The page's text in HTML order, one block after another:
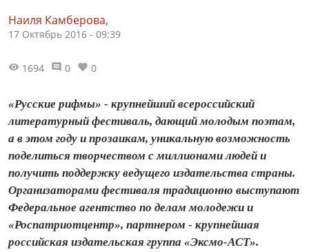
Наиля Камберова,
17 Октябрь 2016 - 09:39
1694 0 0
«Русские рифмы» - крупнейший всероссийский
литературный фестиваль, дающий молодым поэтам,
а в этом году и прозаикам, уникальную возможность
поделиться творчеством с миллионами людей и
получить поддержку ведущего издательства страны.
Организаторами фестиваля традиционно выступают
Федеральное агентство по делам молодежи и
«Роспатриотцентр», партнером - крупнейшая
российская издательская группа «Эксмо-АСТ».